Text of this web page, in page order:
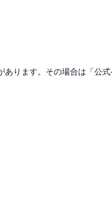
ります。その場合は「公